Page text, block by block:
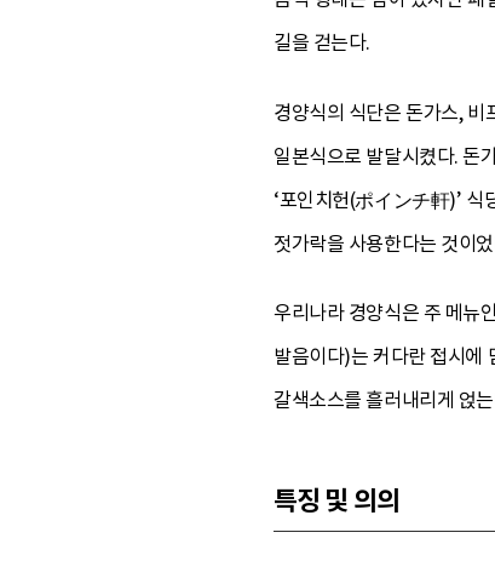
길을 걷는다.
경양식의 식단은 돈가스, 비
일본식으로 발달시켰다. 돈
‘포인치헌(ポインチ軒)’ 식
젓가락을 사용한다는 것이
우리나라 경양식은 주 메뉴
발음이다)는 커다란 접시에
갈색소스를 흘러내리게 얹
특징 및 의의